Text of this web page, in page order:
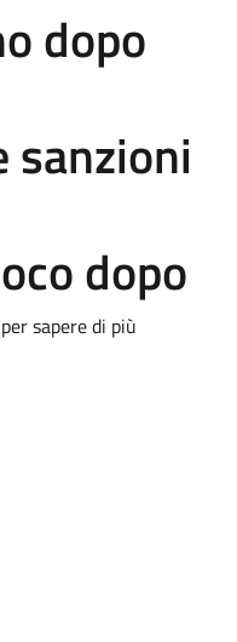
dopo
sanzioni
dopo
sapere di più